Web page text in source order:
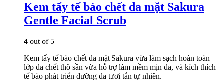
Kem tẩy tế bào chết da mặt Sakura
Gentle Facial Scrub
4 out of 5
Kem tẩy tế bào chết da mặt Sakura vừa làm sạch hoàn toàn
lớp da chết thô sần vừa hỗ trợ làm mềm mịn da, và kích thích
tế bào phát triển dưỡng da tươi tắn tự nhiên.